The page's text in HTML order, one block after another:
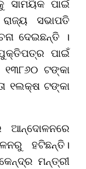
ସାମୟିକ ପାଇଁ
ସଭାପତି
ଦେଇଛନ୍ତି ।
ପାଇଁ
ଟଙ୍କା
୧ଲକ୍ଷ ଟଙ୍କା
ଆନ୍ଦୋଳନରେ
ହଟିଛନ୍ତି।
ମନ୍ତ୍ରୀ